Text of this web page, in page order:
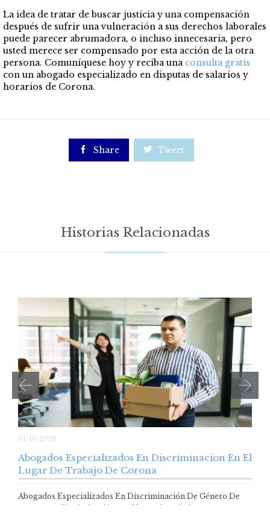
La idea de tratar de buscar justicia y una compensación
después de sufrir una vulneración a sus derechos laborales
puede parecer abrumadora, o incluso innecesaria, pero
usted merece ser compensado por esta acción de la otra
persona. Comuníquese hoy y reciba una consulta gratis
con un abogado especializado en disputas de salarios y
horarios de Corona.
 Share  Tweet
Historias Relacionadas
01/16/2026
Abogados Especializados En Discriminacion En El
Lugar De Trabajo De Corona
Abogados Especializados En Discriminación De Género De